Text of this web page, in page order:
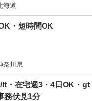
海道
・短時間OK
奈川県
・在宅週3・4日OK・gt
務伏見1分